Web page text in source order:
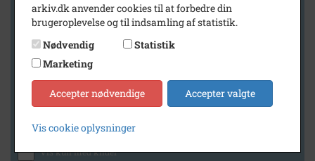
Geografi
Generelt
Vis kun med billeder
Vis kun med lydklip
Vis kun med kilder
arkiv.dk anvender cookies til at forbedre din
brugeroplevelse og til indsamling af statistik.
Nødvendig
Statistik
Marketing
Accepter nødvendige Accepter valgte
Vis cookie oplysninger